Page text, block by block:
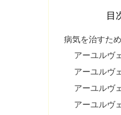
目
病気を治すた
アーユルヴ
アーユルヴ
アーユルヴ
アーユルヴ